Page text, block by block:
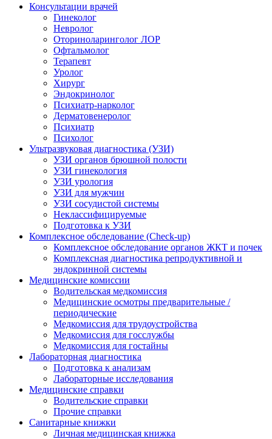
Консультации врачей
Гинеколог
Невролог
Оториноларинголог ЛОР
Офтальмолог
Терапевт
Уролог
Хирург
Эндокринолог
Психиатр-нарколог
Дерматовенеролог
Психиатр
Психолог
Ультразвуковая диагностика (УЗИ)
УЗИ органов брюшной полости
УЗИ гинекология
УЗИ урология
УЗИ для мужчин
УЗИ сосудистой системы
Неклассифицируемые
Подготовка к УЗИ
Комплексное обследование (Check-up)
Комплексное обследование органов ЖКТ и почек
Комплексная диагностика репродуктивной и
эндокринной системы
Медицинские комиссии
Водительская медкомиссия
Медицинские осмотры предварительные /
периодические
Медкомиссия для трудоустройства
Медкомиссия для госслужбы
Медкомиссия для гостайны
Лабораторная диагностика
Подготовка к анализам
Лабораторные исследования
Медицинские справки
Водительские справки
Прочие справки
Санитарные книжки
Личная медицинская книжка